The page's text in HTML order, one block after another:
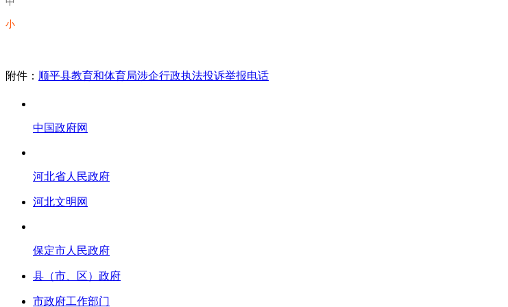
小
附件： 顺平县教育和体育局涉企行政执法投诉举报电话
中国政府网
河北省人民政府
河北文明网
保定市人民政府
县（市、区）政府
市政府工作部门